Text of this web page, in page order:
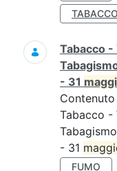
TABACCO
Tabacco -
- 31
Contenuto
Tabacco -
- 31
FUMO